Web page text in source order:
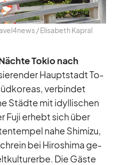
/​ Eli­sa­beth Ka­pral
To­kio nach
Haupt­stadt To­
ver­bin­det
Städte mit idyl­li­schen
Fuji er­hebt sich über
nahe Shi­mizu,
bei Hi­ro­shima ge­
Die Gäste